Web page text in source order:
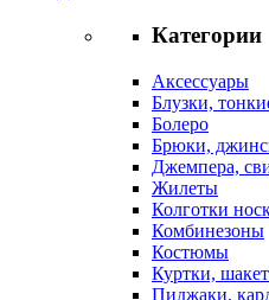
Категории
Аксессуары
Блузки,
Болеро
Брюки,
Джемпера,
Жилеты
Колготки
Комбинезоны
Костюмы
Куртки,
Пиджаки,